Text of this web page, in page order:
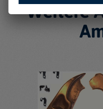
Weitere